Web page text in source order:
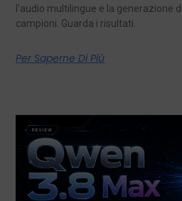
l'audio multilingue e la generazione
campioni. Guarda i risultati.
Per Saperne Di Più